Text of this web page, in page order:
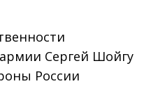
Сергей Шойгу
России